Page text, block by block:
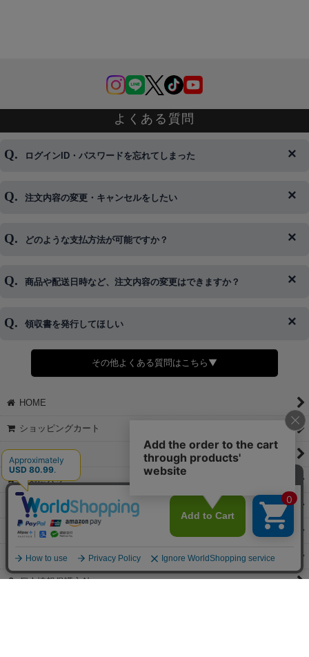
よくある質問
ログインID・パスワードを忘れてしまった
◆下記ページより、ログインIDの変更が可能です。
注文内容の変更・キャンセルをしたい
◆即日発送を行なっている関係上、午後以降のご連絡やキャンセル
※発送後、発送準備が完了しお手続きが間に合わない場合は変更、
どのような支払方法が可能ですか？
◆代金引換・クレジットカード・携帯キャリア決済・おねだり決
＞詳細は画像をタップ＜
商品や配送日時など、注文内容の変更はできますか？
◆商品発送前の変更は承っております。
さい。
領収書を発行してほしい
◆領収書はご希望頂いた場合のみ発行しております。
【これからご注文する場合】
STEP2「お届け先・お支払い」ページにて備考欄に下記の記載をお
願いします。
②宛名（空欄は上様は不可）
③但し書き（空欄やお品代は不可）
【すでにご注文が完了している場合】
①お電話・メール・LINEにて領収書希望の連絡をお願い致します
②後日、郵送にて領収書を送らせて頂きます。
①マイページから購入履歴→購入内容→領収書発行を選択。
②後日、郵送にて領収書を送らせて頂きます。
その他よくある質問はこちら▼
HOME
ショッピングカート
お気に入り
特定商取引法表示
ご利用案内
お問い合せ
個人情報保護方針